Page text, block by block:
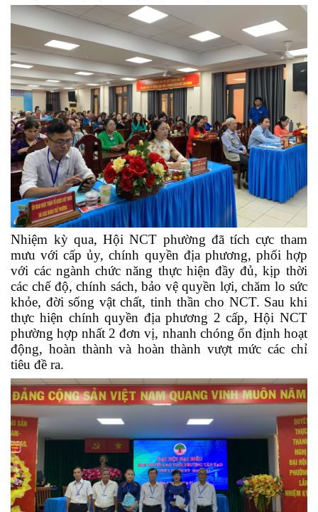
Nhiệm kỳ qua, Hội NCT phường đã tích cực tham
mưu với cấp ủy, chính quyền địa phương, phối hợp
với các ngành chức năng thực hiện đầy đủ, kịp thời
các chế độ, chính sách, bảo vệ quyền lợi, chăm lo sức
khỏe, đời sống vật chất, tinh thần cho NCT. Sau khi
thực hiện chính quyền địa phương 2 cấp, Hội NCT
phường hợp nhất 2 đơn vị, nhanh chóng ổn định hoạt
động, hoàn thành và hoàn thành vượt mức các chỉ
tiêu đề ra.